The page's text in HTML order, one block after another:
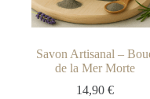
Savon Artisanal –
de la Mer Morte
14,90€